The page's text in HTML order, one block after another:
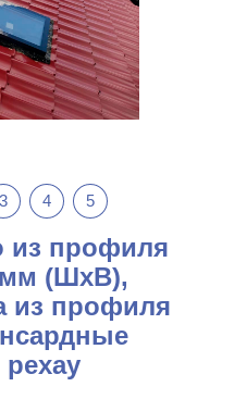
3 4 5
из профиля
мм (ШхВ),
из профиля